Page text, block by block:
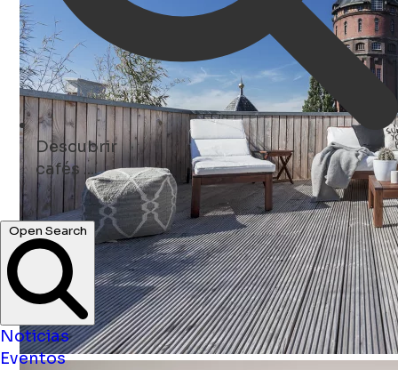
Descubrir
Hoteles ...
Open Search
Noticias
Eventos
Ubicaciones